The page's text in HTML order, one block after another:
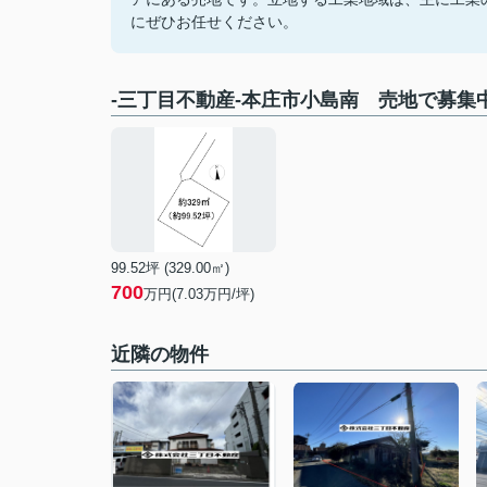
にぜひお任せください。
-三丁目不動産-本庄市小島南 売地で募集
99.52坪 (329.00㎡)
700万円(7.03万円/坪)
近隣の物件